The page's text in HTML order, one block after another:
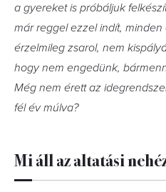
a gyereket is próbáljuk
már reggel ezzel indít,
érzelmileg zsarol, nem
hogy nem engedünk,
Még nem érett az
fél év múlva?
Mi áll az altatási